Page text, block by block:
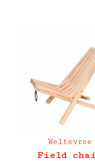
Weltevree
Field